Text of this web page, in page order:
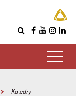
Katedry